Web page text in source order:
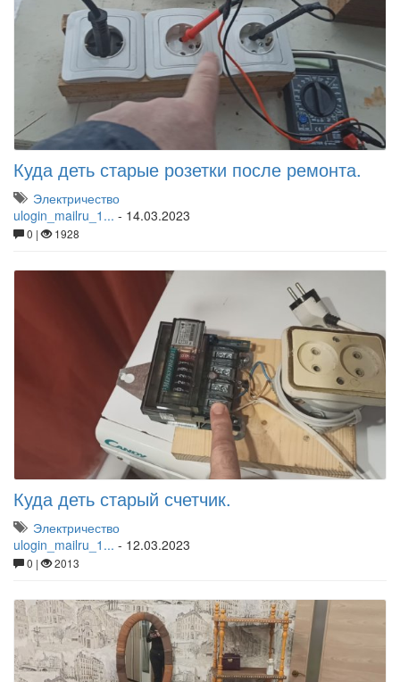
Куда деть старые розетки после ремонта.
Электричество
ulogin_mailru_1... - 14.03.2023
0 | 1928
Куда деть старый счетчик.
Электричество
ulogin_mailru_1... - 12.03.2023
0 | 2013